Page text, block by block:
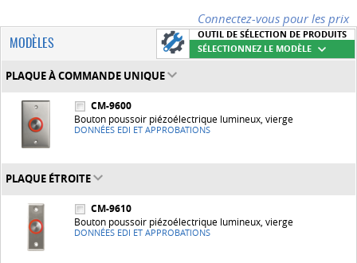
Connectez-vous pour les prix
MODÈLES
OUTIL DE SÉLECTION DE PRODUITS
SÉLECTIONNEZ LE MODÈLE
PLAQUE À COMMANDE UNIQUE
CM-9600
Bouton poussoir piézoélectrique lumineux, vierge
DONNÉES EDI ET APPROBATIONS
PLAQUE ÉTROITE
CM-9610
Bouton poussoir piézoélectrique lumineux, vierge
DONNÉES EDI ET APPROBATIONS